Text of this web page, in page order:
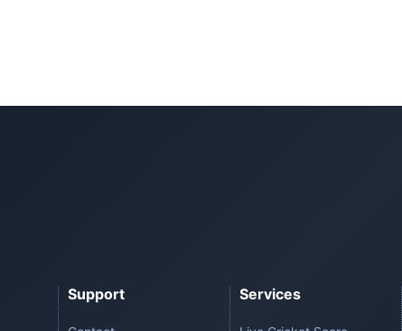
Support Services